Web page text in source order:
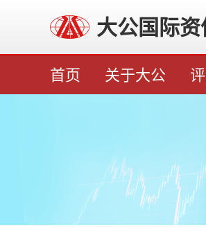
大公国际
首页 关于大公